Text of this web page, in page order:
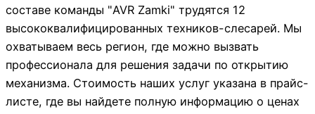
составе команды "AVR Zamki" трудятся 12
высококвалифицированных техников-слесарей. Мы
охватываем весь регион, где можно вызвать
профессионала для решения задачи по открытию
механизма. Стоимость наших услуг указана в прайс-
листе, где вы найдете полную информацию о ценах